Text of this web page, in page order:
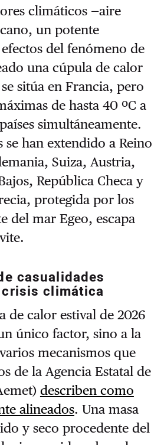
climáticos —aire
un potente
del fenómeno de
una cúpula de calor
sitúa en Francia, pero
de hasta 40 ºC a
simultáneamente.
se han extendido a Reino
Suiza, Austria,
República Checa y
protegida por los
del mar Egeo, escapa
casualidades
climática
de calor estival de 2026
único factor, sino a la
mecanismos que
de la Agencia Estatal de
describen como
alineados. Una masa
y seco procedente del